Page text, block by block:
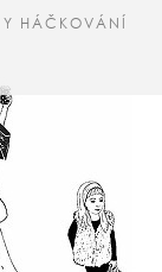
HÁČKOVÁNÍ